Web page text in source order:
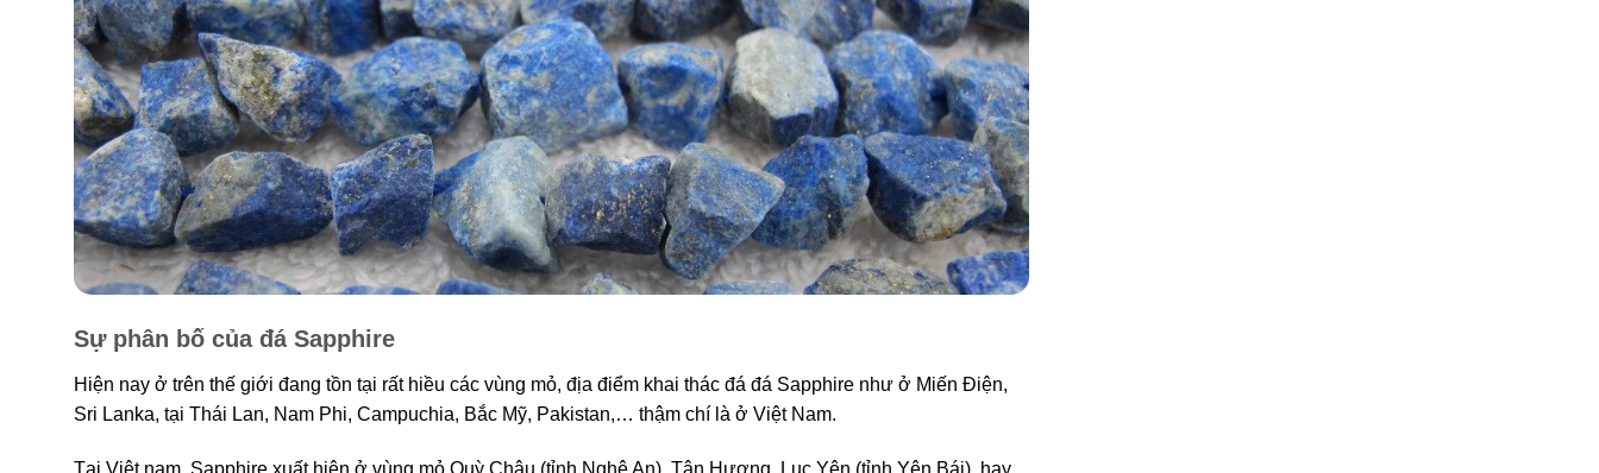
Sự phân bố của đá Sapphire
Hiện nay ở trên thế giới đang tồn tại rất hiều các vùng mỏ, địa điểm khai thác đá đá Sapphire như ở Miến Điện,
Sri Lanka, tại Thái Lan, Nam Phi, Campuchia, Bắc Mỹ, Pakistan,… thậm chí là ở Việt Nam.
Tại Việt nam, Sapphire xuất hiện ở vùng mỏ Quỳ Châu (tỉnh Nghệ An), Tân Hương, Lục Yên (tỉnh Yên Bái), hay